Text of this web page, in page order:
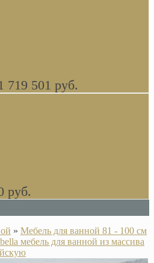
дерева, светло
окрас + серебро
719 501 руб.
(серия) В
руб.
» Мебель для ванной 81 - 100 см
мебель для ванной из массива